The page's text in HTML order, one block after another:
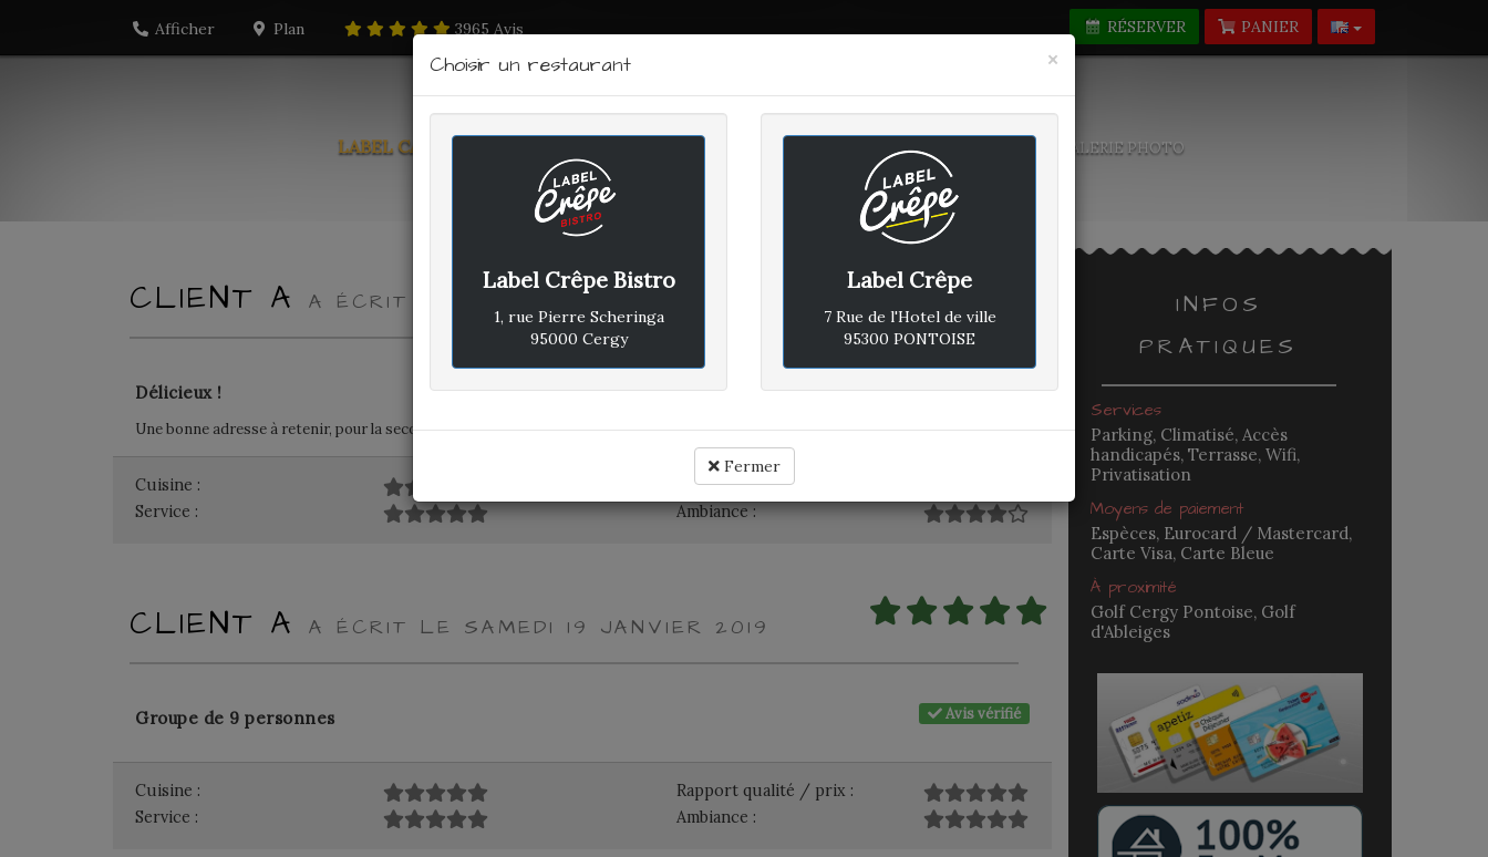
PANIER
RÉSERVER
Afficher Plan 3965 Avis
LABEL CRÊPE - BISTRO
LABEL CARTE CONTACTEZ-NOUS GALERIE PHOTO
CLIENT A A ÉCRIT LE JEUDI 24 JANVIER 2019
Avis vérifié
Délicieux !
Une bonne adresse à retenir, pour la seconde fois j'ai beaucoup apprécié, c'est bon bon bon !!!
Cuisine :
Rapport qualité / prix :
Service :
Ambiance :
CLIENT A A ÉCRIT LE SAMEDI 19 JANVIER 2019
Avis vérifié
Groupe de 9 personnes
Cuisine :
Rapport qualité / prix :
Service :
Ambiance :
INFOS
PRATIQUES
Services
Parking, Climatisé, Accès
handicapés, Terrasse, Wifi,
Privatisation
Moyens de paiement
Espèces, Eurocard / Mastercard,
Carte Visa, Carte Bleue
À proximité
Golf Cergy Pontoise, Golf
d'Ableiges
× Fermer
Choisir un restaurant
Label Crêpe Bistro
1, rue Pierre Scheringa
95000 Cergy
Label Crêpe
7 Rue de l'Hotel de ville
95300 PONTOISE
Fermer